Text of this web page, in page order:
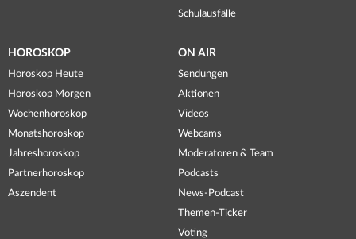
Schulausfälle
HOROSKOP
Horoskop Heute
Horoskop Morgen
Wochenhoroskop
Monatshoroskop
Jahreshoroskop
Partnerhoroskop
Aszendent
ON AIR
Sendungen
Aktionen
Videos
Webcams
Moderatoren & Team
Podcasts
News-Podcast
Themen-Ticker
Voting